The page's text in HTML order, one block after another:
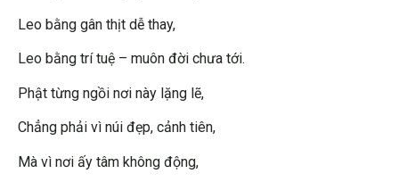
Leo bằng gân thịt dễ thay,
Leo bằng trí tuệ – muôn đời chưa tới.
Phật từng ngồi nơi này lặng lẽ,
Chẳng phải vì núi đẹp, cảnh tiên,
Mà vì nơi ấy tâm không động,